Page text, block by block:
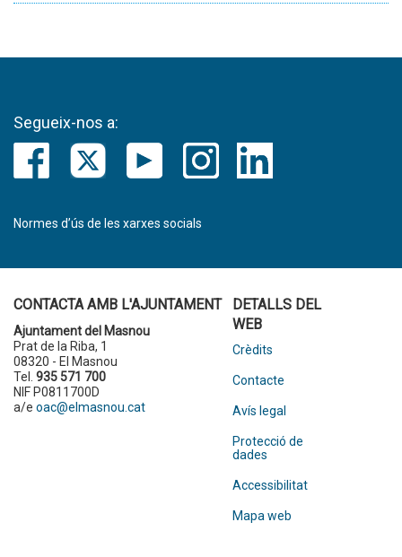
Segueix-nos a:
Normes d’ús de les xarxes socials
CONTACTA AMB L'AJUNTAMENT
Ajuntament del Masnou
Prat de la Riba, 1
08320 - El Masnou
Tel. 935 571 700
NIF P0811700D
a/e oac@elmasnou.cat
DETALLS DEL
WEB
Crèdits
Contacte
Avís legal
Protecció de
dades
Accessibilitat
Mapa web